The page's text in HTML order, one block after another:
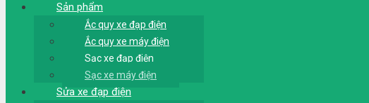
Sản phẩm
Ắc quy xe đạp điện
Ắc quy xe máy điện
Sạc xe đạp điện
Sạc xe máy điện
Sửa xe đạp điện